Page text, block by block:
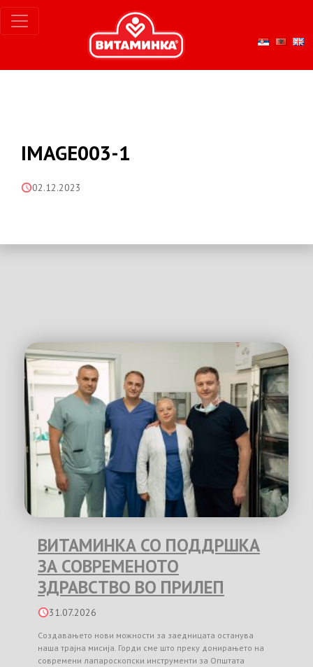
IMAGE003-1
02.12.2023
ВИТАМИНКА СО ПОДДРШКА
ЗА СОВРЕМЕНОТО
ЗДРАВСТВО ВО ПРИЛЕП
31.07.2026
Создавањето нови можности за заедницата останува
наша трајна мисија. Горди сме што преку донирањето на
современи лапароскопски инструменти за Општата